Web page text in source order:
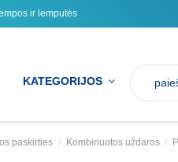
ir lemputės
KATEGORIJOS
paskirties Kombinuotos uždaros